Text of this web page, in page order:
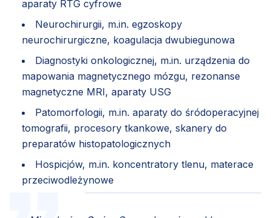
aparaty RTG cyfrowe
Neurochirurgii, m.in. egzoskopy
neurochirurgiczne, koagulacja dwubiegunowa
Diagnostyki onkologicznej, m.in. urządzenia do
mapowania magnetycznego mózgu, rezonanse
magnetyczne MRI, aparaty USG
Patomorfologii, m.in. aparaty do śródoperacyjnej
tomografii, procesory tkankowe, skanery do
preparatów histopatologicznych
Hospicjów, m.in. koncentratory tlenu, materace
przeciwodleżynowe